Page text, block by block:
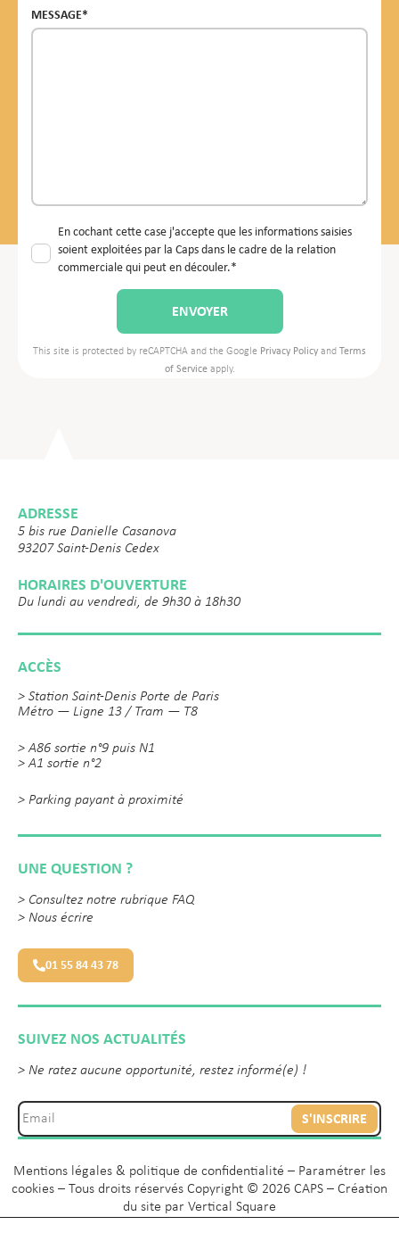
MESSAGE*
En cochant cette case j'accepte que les informations saisies
soient exploitées par la Caps dans le cadre de la relation
commerciale qui peut en découler.*
This site is protected by reCAPTCHA and the Google Privacy Policy and Terms
of Serviceapply.
ADRESSE
5 bis rue Danielle Casanova
93207 Saint-Denis Cedex
HORAIRES D'OUVERTURE
Du lundi au vendredi, de 9h30 à 18h30
ACCÈS
> Station Saint-Denis Porte de Paris
Métro — Ligne 13 / Tram — T8
> A86 sortie n°9 puis N1
> A1 sortie n°2
> Parking payant à proximité
UNE QUESTION ?
> Consultez notre rubrique FAQ
> Nous écrire
01 55 84 43 78
SUIVEZ NOS ACTUALITÉS
> Ne ratez aucune opportunité, restez informé(e) !
S'INSCRIRE
Mentions légales & politique de confidentialité – Paramétrer les
cookies – Tous droits réservés Copyright © 2026 CAPS – Création
du site par Vertical Square